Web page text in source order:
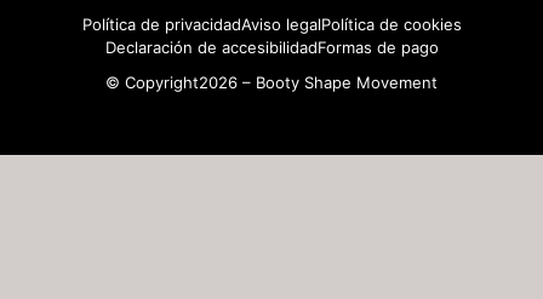
Política de privacidadAviso legalPolítica de cookies
Declaración de accesibilidadFormas de pago
© Copyright2026 – Booty Shape Movement